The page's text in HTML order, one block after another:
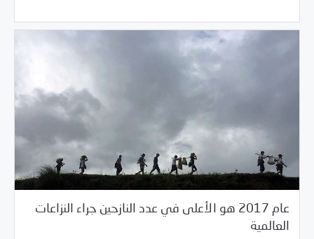
عام 2017 هو الأعلى في عدد النازحين جراء النزاعات
العالمية
05/29/2018 السلطة الخامسة/خبر بارز